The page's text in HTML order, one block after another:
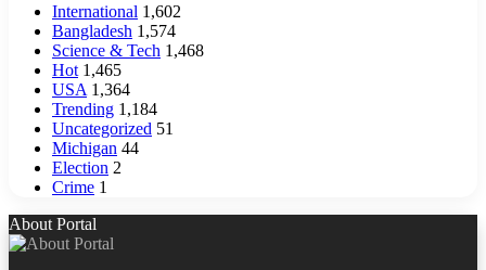
International 1,602
Bangladesh 1,574
Science & Tech 1,468
Hot 1,465
USA 1,364
Trending 1,184
Uncategorized 51
Michigan 44
Election 2
Crime 1
About Portal